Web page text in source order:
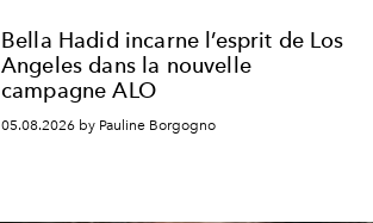
Bella Hadid incarne l’esprit de Los
Angeles dans la nouvelle
campagne ALO
05.08.2026 by Pauline Borgogno